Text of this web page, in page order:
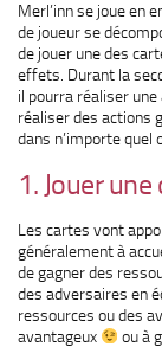
Merl’inn se joue en
de joueur se
de jouer une des
effets. Durant la
il pourra réaliser
réaliser des actions
dans n’importe quel
1. Jouer une
Les cartes vont
généralement à
de gagner des
des adversaires en
ressources ou des
avantageux
ou à